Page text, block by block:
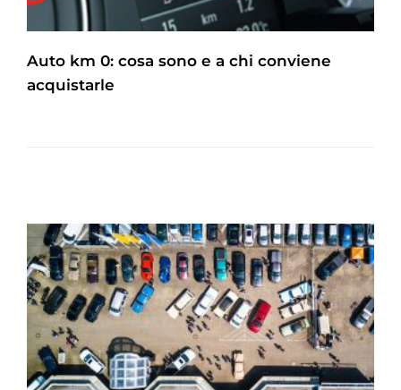
Auto km 0: cosa sono e a chi conviene
acquistarle